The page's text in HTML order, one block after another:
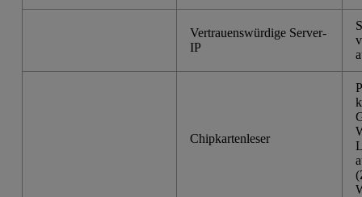
Vertrauenswürdige Server-
IP
Chipkartenleser